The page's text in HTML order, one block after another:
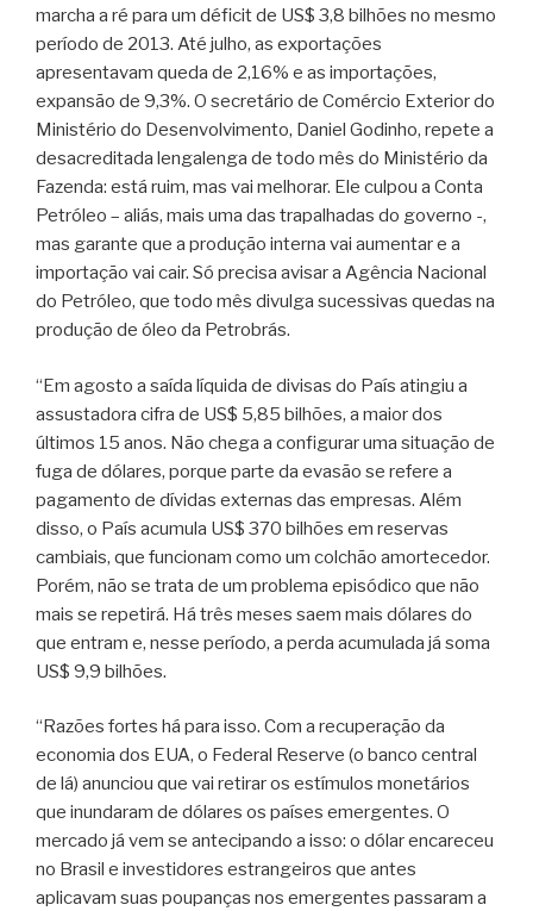
marcha a ré para um déficit de US$ 3,8 bilhões no mesmo
período de 2013. Até julho, as exportações
apresentavam queda de 2,16% e as importações,
expansão de 9,3%. O secretário de Comércio Exterior do
Ministério do Desenvolvimento, Daniel Godinho, repete a
desacreditada lengalenga de todo mês do Ministério da
Fazenda: está ruim, mas vai melhorar. Ele culpou a Conta
Petróleo – aliás, mais uma das trapalhadas do governo -,
mas garante que a produção interna vai aumentar e a
importação vai cair. Só precisa avisar a Agência Nacional
do Petróleo, que todo mês divulga sucessivas quedas na
produção de óleo da Petrobrás.
“Em agosto a saída líquida de divisas do País atingiu a
assustadora cifra de US$ 5,85 bilhões, a maior dos
últimos 15 anos. Não chega a configurar uma situação de
fuga de dólares, porque parte da evasão se refere a
pagamento de dívidas externas das empresas. Além
disso, o País acumula US$ 370 bilhões em reservas
cambiais, que funcionam como um colchão amortecedor.
Porém, não se trata de um problema episódico que não
mais se repetirá. Há três meses saem mais dólares do
que entram e, nesse período, a perda acumulada já soma
US$ 9,9 bilhões.
“Razões fortes há para isso. Com a recuperação da
economia dos EUA, o Federal Reserve (o banco central
de lá) anunciou que vai retirar os estímulos monetários
que inundaram de dólares os países emergentes. O
mercado já vem se antecipando a isso: o dólar encareceu
no Brasil e investidores estrangeiros que antes
aplicavam suas poupanças nos emergentes passaram a